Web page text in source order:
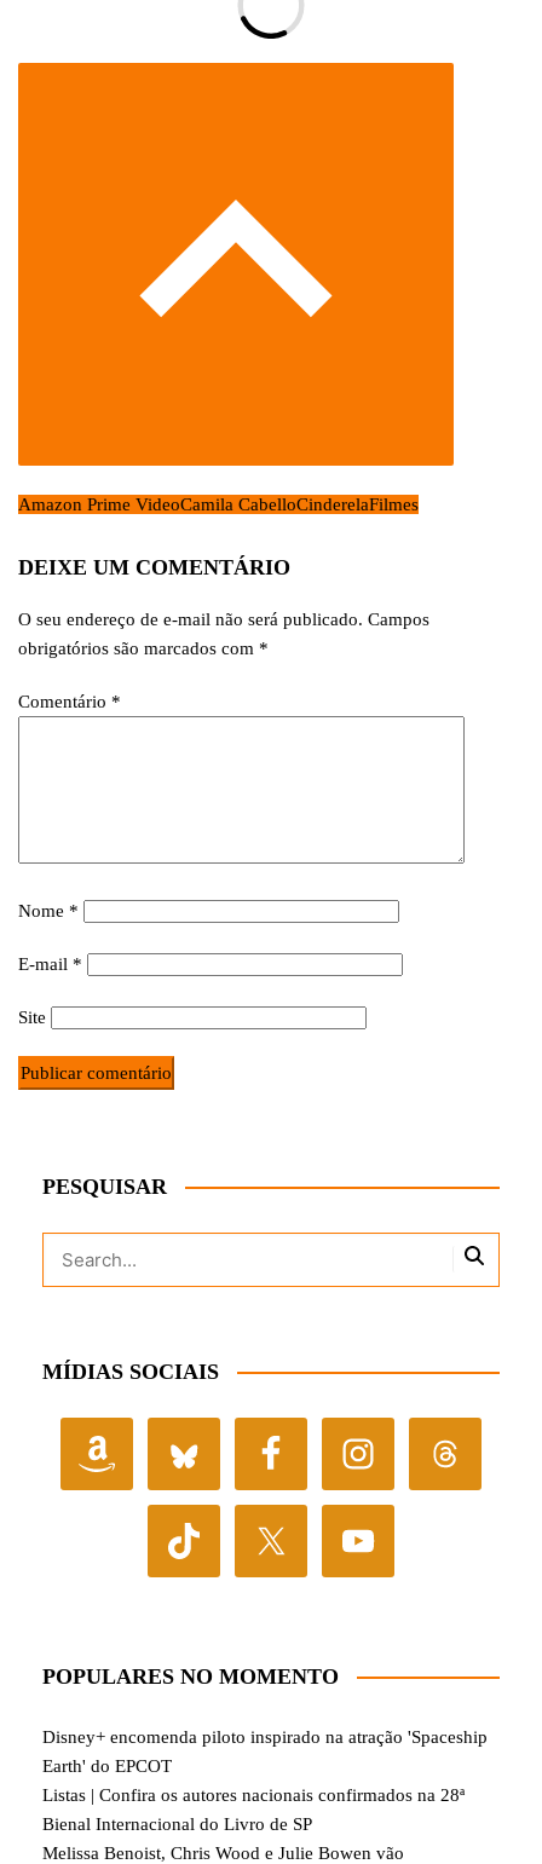
Amazon Prime VideoCamila CabelloCinderelaFilmes
DEIXE UM COMENTÁRIO
O seu endereço de e-mail não será publicado. Campos
obrigatórios são marcados com *
Comentário *
Nome *
E-mail *
Site
PESQUISAR
MÍDIAS SOCIAIS
POPULARES NO MOMENTO
Disney+ encomenda piloto inspirado na atração 'Spaceship
Earth' do EPCOT
Listas | Confira os autores nacionais confirmados na 28ª
Bienal Internacional do Livro de SP
Melissa Benoist, Chris Wood e Julie Bowen vão